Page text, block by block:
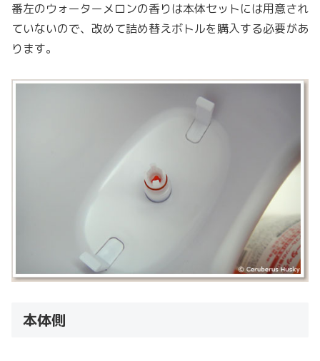
番左のウォーターメロンの香りは本体セットには用意され
ていないので、改めて詰め替えボトルを購入する必要があ
ります。
本体側